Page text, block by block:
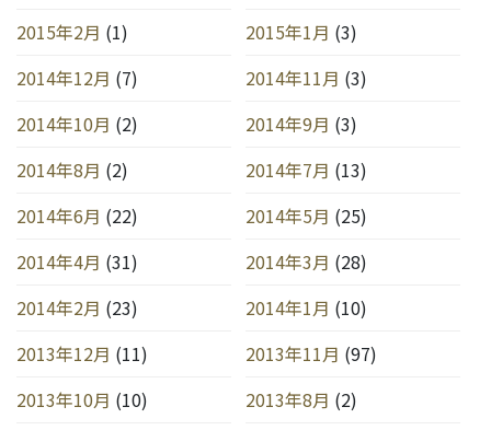
2015年2月 (1) 2015年1月 (3)
2014年12月 (7) 2014年11月 (3)
2014年10月 (2) 2014年9月 (3)
2014年8月 (2) 2014年7月 (13)
2014年6月 (22) 2014年5月 (25)
2014年4月 (31) 2014年3月 (28)
2014年2月 (23) 2014年1月 (10)
2013年12月 (11) 2013年11月 (97)
2013年10月 (10) 2013年8月 (2)